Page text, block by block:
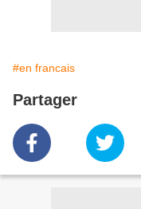
#en francais
Partager